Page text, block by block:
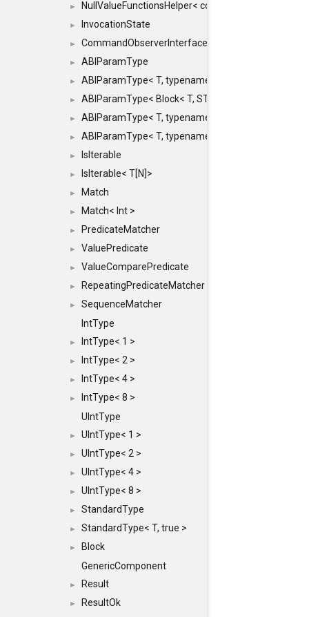
► NullValueFunctionsHelper< const Result<
► InvocationState
► CommandObserverInterface
► ABIParamType
► ABIParamType< T, typename std::enable_if<
► ABIParamType< Block< T, STRIDED, MOVE > >
► ABIParamType< T, typename std::enable_if<
► ABIParamType< T, typename std::enable_if<
► IsIterable
► IsIterable< T[N]>
► Match
► Match< Int >
► PredicateMatcher
► ValuePredicate
► ValueComparePredicate
► RepeatingPredicateMatcher
►
SequenceMatcher
IntType
► IntType< 1 >
► IntType< 2 >
► IntType< 4 >
►
IntType< 8 >
UIntType
► UIntType< 1 >
► UIntType< 2 >
► UIntType< 4 >
► UIntType< 8 >
► StandardType
► StandardType< T, true >
►
Block
GenericComponent
► Result
►
ResultOk